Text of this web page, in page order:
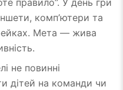
правило”. У день гри
комп’ютери та
Мета — жива
не повинні
дітей на команди чи